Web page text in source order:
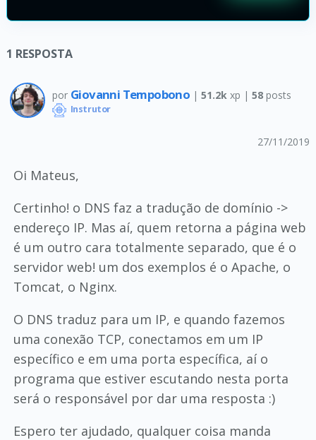
1 RESPOSTA
por Giovanni Tempobono | 51.2k xp | 58posts
Instrutor
27/11/2019
Oi Mateus,
Certinho! o DNS faz a tradução de domínio ->
endereço IP. Mas aí, quem retorna a página web
é um outro cara totalmente separado, que é o
servidor web! um dos exemplos é o Apache, o
Tomcat, o Nginx.
O DNS traduz para um IP, e quando fazemos
uma conexão TCP, conectamos em um IP
específico e em uma porta específica, aí o
programa que estiver escutando nesta porta
será o responsável por dar uma resposta :)
Espero ter ajudado, qualquer coisa manda